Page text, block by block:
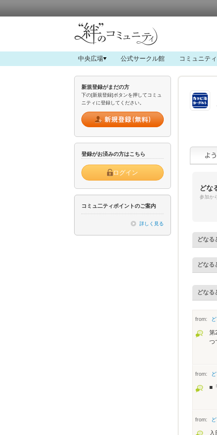
中央広場 公式サークル館 コミュニテ
新規登録がまだの方
下の[新規登録]ボタンを押してコミュ
ニティに登録してください。
登録がお済みの方はこちら
ログイン
コミュ二ティポイントのご案内
詳しく見る
どな
参加か
どなる
どなる
どなる
from:
第
つ
from:
■
from: